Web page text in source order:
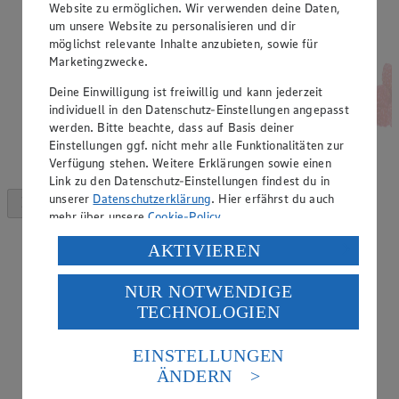
Website zu ermöglichen. Wir verwenden deine Daten,
um unsere Website zu personalisieren und dir
möglichst relevante Inhalte anzubieten, sowie für
Marketingzwecke.
Deine Einwilligung ist freiwillig und kann jederzeit
individuell in den Datenschutz-Einstellungen angepasst
werden. Bitte beachte, dass auf Basis deiner
Einstellungen ggf. nicht mehr alle Funktionalitäten zur
Verfügung stehen. Weitere Erklärungen sowie einen
Link zu den Datenschutz-Einstellungen findest du in
unserer Datenschutzerklärung. Hier erfährst du auch
mehr über unsereCookie-Policy.
Verarbeitung deiner personenbezogenen Daten in den
USA durch Facebook und YouTube:
Wenn du auf „Aktivieren“ klickst, willigst du im Sinne
des Art. 49 Abs. 1 Satz 1 lit. a) DSGVO ein, dass deine
Daten in den USA verarbeitet werden. Der EuGH sieht
die USA als Land mit einem nach europäischen
Standards nicht angemessenen Datenschutzniveau an.
Es besteht das Risiko eines Zugriffs durch US-
AKTIVIEREN
NUR NOTWENDIGE
TECHNOLOGIEN
EINSTELLUNGEN
ÄNDERN